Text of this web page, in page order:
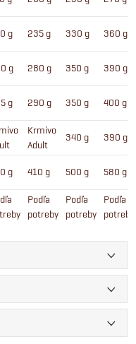
g 235 g 330 g 360 g
g 280 g 350 g 390 g
g 290 g 350 g 400 g
Krmivo
Adult
340 g 390 g
g 410 g 500 g 580 g
Podľa
potreby
Podľa
potreby
Podľa
potreby